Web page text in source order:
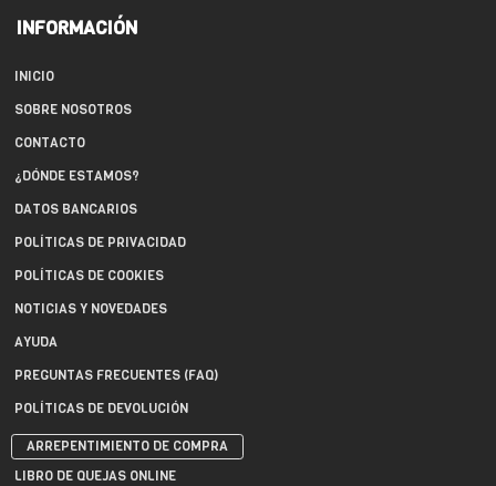
INFORMACIÓN
INICIO
SOBRE NOSOTROS
CONTACTO
¿DÓNDE ESTAMOS?
DATOS BANCARIOS
POLÍTICAS DE PRIVACIDAD
POLÍTICAS DE COOKIES
NOTICIAS Y NOVEDADES
AYUDA
PREGUNTAS FRECUENTES (FAQ)
POLÍTICAS DE DEVOLUCIÓN
ARREPENTIMIENTO DE COMPRA
LIBRO DE QUEJAS ONLINE